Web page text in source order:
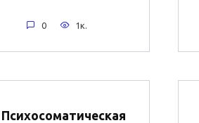
0 1к.
Психосоматическая